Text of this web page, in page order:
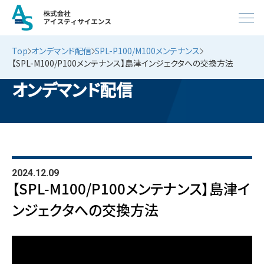
Top オンデマンド配信 SPL-P100/M100メンテナンス
【SPL-M100/P100メンテナンス】島津インジェクタへの交換方法
オンデマンド配信
2024.12.09
【SPL-M100/P100メンテナンス】島津イ
ンジェクタへの交換方法